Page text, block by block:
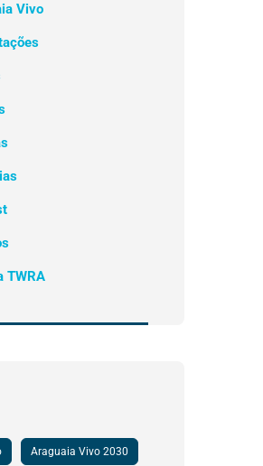
Vivo
TWRA
Araguaia Vivo 2030